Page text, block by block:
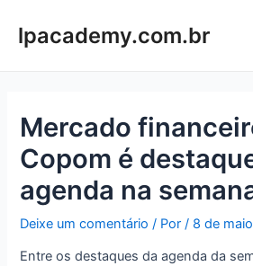
paralpacademy.com.br
Mercado
Copom é
agenda na
Deixe um comentário / Por/ 8 de
Entre os destaques da agenda da